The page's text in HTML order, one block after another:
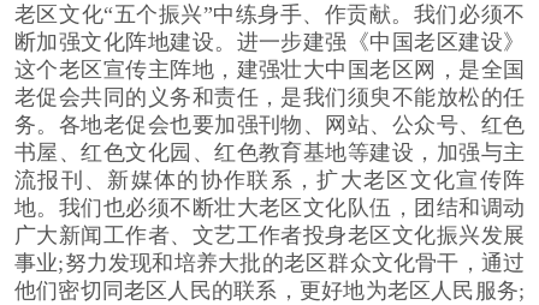
老区文化“五个振兴”中练身手、作贡献。我们必须不
断加强文化阵地建设。进一步建强《中国老区建设》
这个老区宣传主阵地，建强壮大中国老区网，是全国
老促会共同的义务和责任，是我们须臾不能放松的任
务。各地老促会也要加强刊物、网站、公众号、红色
书屋、红色文化园、红色教育基地等建设，加强与主
流报刊、新媒体的协作联系，扩大老区文化宣传阵
地。我们也必须不断壮大老区文化队伍，团结和调动
广大新闻工作者、文艺工作者投身老区文化振兴发展
事业;努力发现和培养大批的老区群众文化骨干，通过
他们密切同老区人民的联系，更好地为老区人民服务;